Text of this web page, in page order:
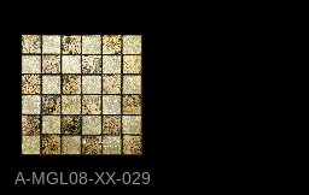
A-MGL08-XX-029